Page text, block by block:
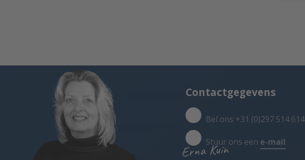
Erna Kuin
Contactgegevens
Bel ons +31 (0)297 514 614
Stuur ons een e-mail